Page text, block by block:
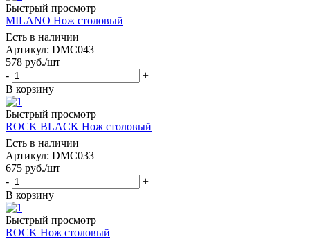
Быстрый просмотр
MILANO Нож столовый
Есть в наличии
Артикул: DMC043
578 руб./шт
-
+
В корзину
Быстрый просмотр
ROCK BLACK Нож столовый
Есть в наличии
Артикул: DMC033
675 руб./шт
-
+
В корзину
Быстрый просмотр
ROCK Нож столовый